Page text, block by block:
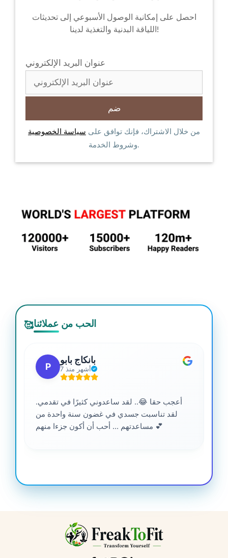
احصل على إمكانية الوصول الأسبوعي إلى تحديثات
اللياقة البدنية والتغذية لدينا!
عنوان البريد الإلكتروني
من خلال الاشتراك، فإنك توافق على سياسة الخصوصية
وشروط الخدمة.
🥰الحب من عملائنا
P
بانكاج بابو
7 أشهر منذ
أعجب حقا 😂.. لقد ساعدوني كثيرًا في تقدمي.
لقد تناسبت جسدي في غضون سنة واحدة من
مساعدتهم ... أحب أن أكون جزءا منهم 💕